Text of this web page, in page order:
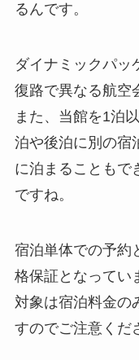
るんです。
ダイナミックパッ
復路で異なる航空
また、当館を1泊
泊や後泊に別の宿
に泊まることもで
ですね。
宿泊単体での予約
格保証となってい
対象は宿泊料金の
すのでご注意くだ